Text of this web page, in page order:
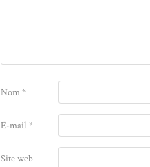
Nom*
E-mail*
Site web